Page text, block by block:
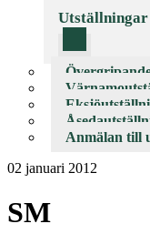
Utställningar
Anmälan till
02 januari 2012
SM